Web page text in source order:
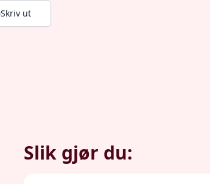
Skriv ut
Slik gjør du: